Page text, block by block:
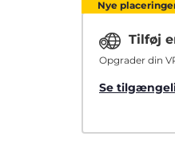
Nye
Tilføj
Opgrader din
Se